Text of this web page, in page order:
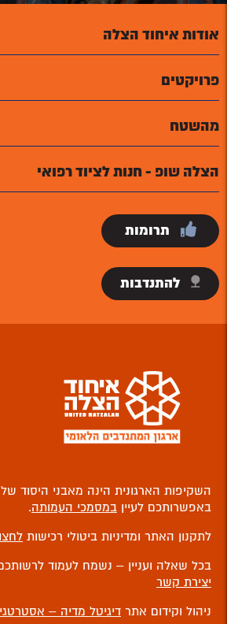
אודות איחוד הצלה
פרויקטים
מהשטח
הצלה שופ - חנות לציוד רפואי
תרומות
להתנדבות
השקיפות הארגונית הינה מאבני היסוד
באפשרותכם לעיין במסמכי העמותה.
לתקנון האתר ומדיניות ביטולי רכישות
בכל שאלה ועניין – נשמח לעמוד
יצירת קשר
ניהול וקידום אתר דיגיטל מדיה –